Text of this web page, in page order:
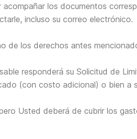
los documentos
incluso su correo electrónico.
de los derechos antes
responderá su Solicitud de
(con costo adicional) o bien a
Usted deberá de cubrir los